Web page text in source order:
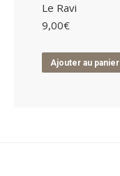
Le Ravi
9,00€
Ajouter au panier